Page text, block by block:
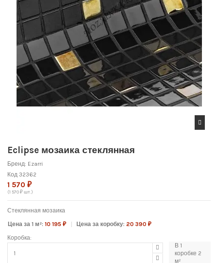
Eclipse мозаика стеклянная
Бренд: Ezarri
Код 32362
1 570 ₽
(1 570 ₽ шт.)
Стеклянная мозаика
Цена за 1 м²:10 195 ₽ Цена за коробку: 20 390 ₽
Коробка:
В 1
коробке 2
м²